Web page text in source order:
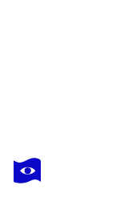
NATALIA NOSEK (NATXA)
Secret Garden